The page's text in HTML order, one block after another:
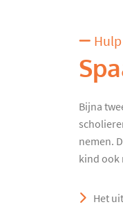
Bijna
nemen.
kind ook
Het